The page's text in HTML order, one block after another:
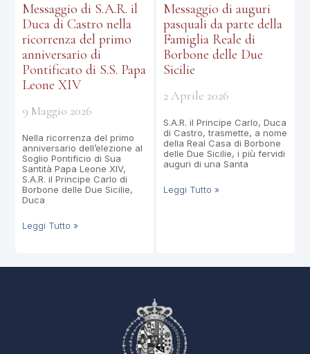
Messaggio di S.A.R. il
Duca di Castro nella
ricorrenza del primo
anniversario di
Pontificato di S.S. Papa
Leone XIV
9 Maggio 2026
Nella ricorrenza del primo
anniversario dell’elezione al
Soglio Pontificio di Sua
Santità Papa Leone XIV,
S.A.R. il Principe Carlo di
Borbone delle Due Sicilie,
Duca
Leggi Tutto »
Messaggio di auguri
pasquali da parte della
Famiglia Reale di
Borbone delle Due
Sicilie
2 Aprile 2026
S.A.R. il Principe Carlo, Duca
di Castro, trasmette, a nome
della Real Casa di Borbone
delle Due Sicilie, i più fervidi
auguri di una Santa
Leggi Tutto »